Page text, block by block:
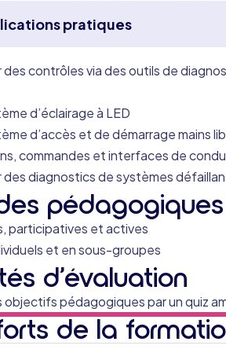
pratiques
des contrôles via des outils de
d’éclairage à LED
d’accès et de démarrage mains
commandes et interfaces de
des diagnostics de systèmes
pédagogiques
participatives et actives
et en sous-groupes
d’évaluation
objectifs pédagogiques par un quiz
de la